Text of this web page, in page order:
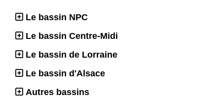
Le bassin NPC
Le bassin Centre-Midi
Le bassin de Lorraine
Le bassin d'Alsace
Autres bassins